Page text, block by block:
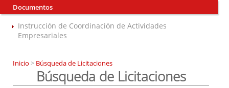
Documentos
Instrucción de Coordinación de Actividades
Empresariales
Inicio > Búsqueda de Licitaciones
Búsqueda de Licitaciones